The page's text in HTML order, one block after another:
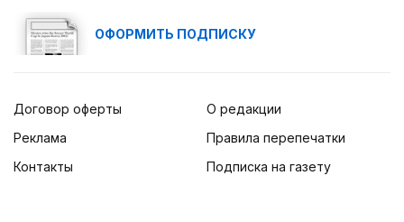
ОФОРМИТЬ ПОДПИСКУ
Договор оферты
Реклама
Контакты
О редакции
Правила перепечатки
Подписка на газету